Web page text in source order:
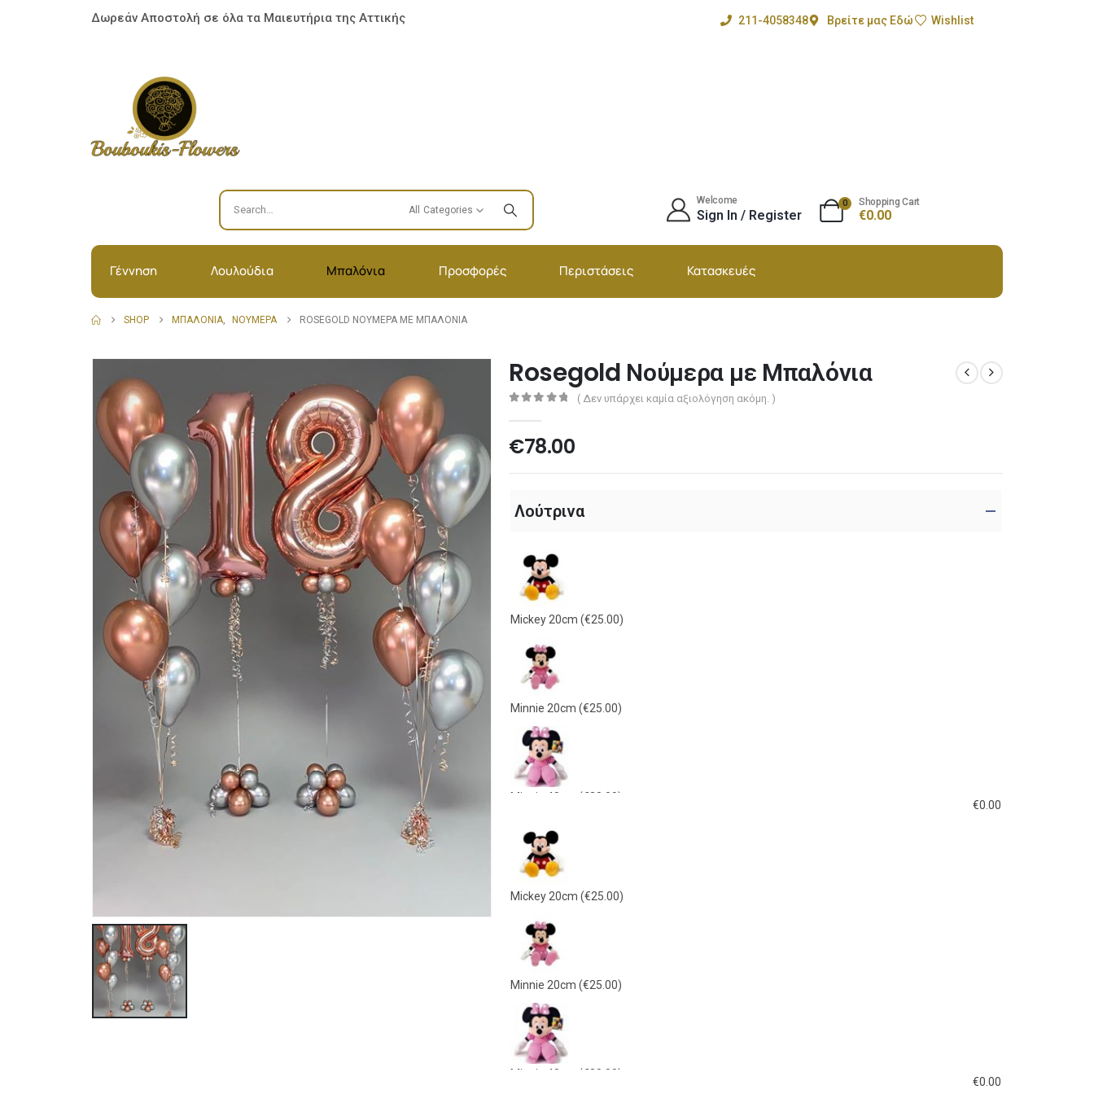
Δωρεάν Αποστολή σε όλα τα Μαιευτήρια της Αττικής 211-4058348 Βρείτε μας Εδώ Wishlist
All Categories
Welcome
Sign In / Register
0 Shopping Cart
€0.00
Γέννηση Λουλούδια Μπαλόνια Προσφορές Περιστάσεις Κατασκευές
SHOP ΜΠΑΛΌΝΙΑ, ΝΟΎΜΕΡΑ ROSEGOLD ΝΟΎΜΕΡΑ ΜΕ ΜΠΑΛΌΝΙΑ
Rosegold Νούμερα με Μπαλόνια
( Δεν υπάρχει καμία αξιολόγηση ακόμη. )
€78.00
Λούτρινα
Mickey 20cm (€25.00)
Minnie 20cm (€25.00)
Minnie 40cm (€38.00)
Ροζ Λούτρινο 21εκ
€0.00
Mickey 20cm (€25.00)
Minnie 20cm (€25.00)
Minnie 40cm (€38.00)
€0.00